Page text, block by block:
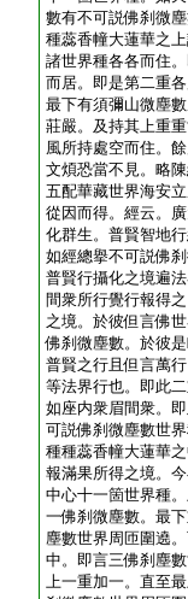
數有不可説佛刹微
種蕊香幢大蓮華之
諸世界種各各而住
而居。即是第二重
最下有須彌山微塵
莊嚴。及持其上重
風所持處空而住。
文煩恐當不見。略
五配華藏世界海安
從因而得。經云。
化群生。普賢智地
如經總擧不可説佛
普賢行攝化之境遍
間衆所行覺行報得
之境。於彼但言佛
佛刹微塵數。於彼
普賢之行且但言萬
等法界行也。即此
如座内衆眉間衆。
可説佛刹微塵數世
種種蕊香幢大蓮華
報滿果所得之境。
中心十一箇世界種
一佛刹微塵數。最
塵數世界周匝圍遶
中。即言三佛刹塵
上一重加一。直至